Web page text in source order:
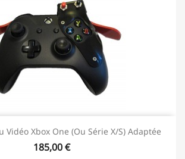
Vidéo Xbox One (ou Série X/S) Adaptée
185,00 €